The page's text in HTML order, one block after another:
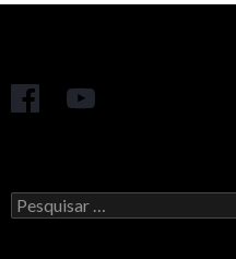
Pesquisar
por: